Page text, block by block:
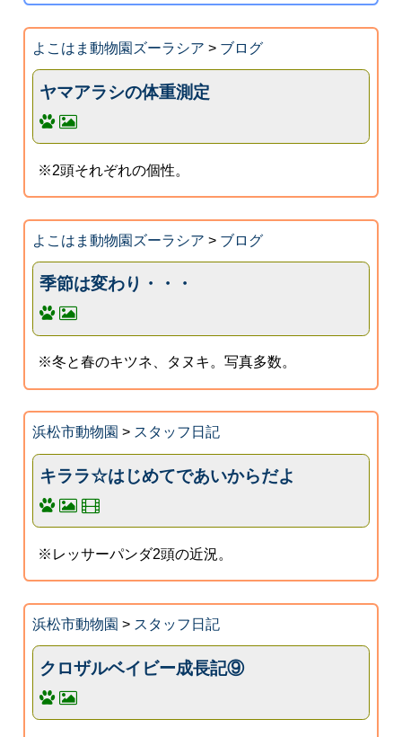
よこはま動物園ズーラシア > ブログ
ヤマアラシの体重測定
※2頭それぞれの個性。
よこはま動物園ズーラシア > ブログ
季節は変わり・・・
※冬と春のキツネ、タヌキ。写真多数。
浜松市動物園 > スタッフ日記
キララ☆はじめてであいからだよ
※レッサーパンダ2頭の近況。
浜松市動物園 > スタッフ日記
クロザルベイビー成長記⑨